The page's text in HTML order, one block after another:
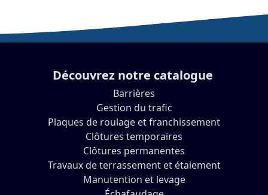
Découvrez notre catalogue
Barrières
Gestion du trafic
Plaques de roulage et franchissement
Clôtures temporaires
Clôtures permanentes
Travaux de terrassement et étaiement
Manutention et levage